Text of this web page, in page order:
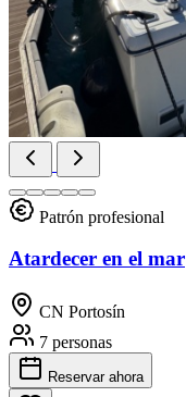
Patrón profesional
Atardecer en el mar
CN Portosín
7 personas
Reservar ahora